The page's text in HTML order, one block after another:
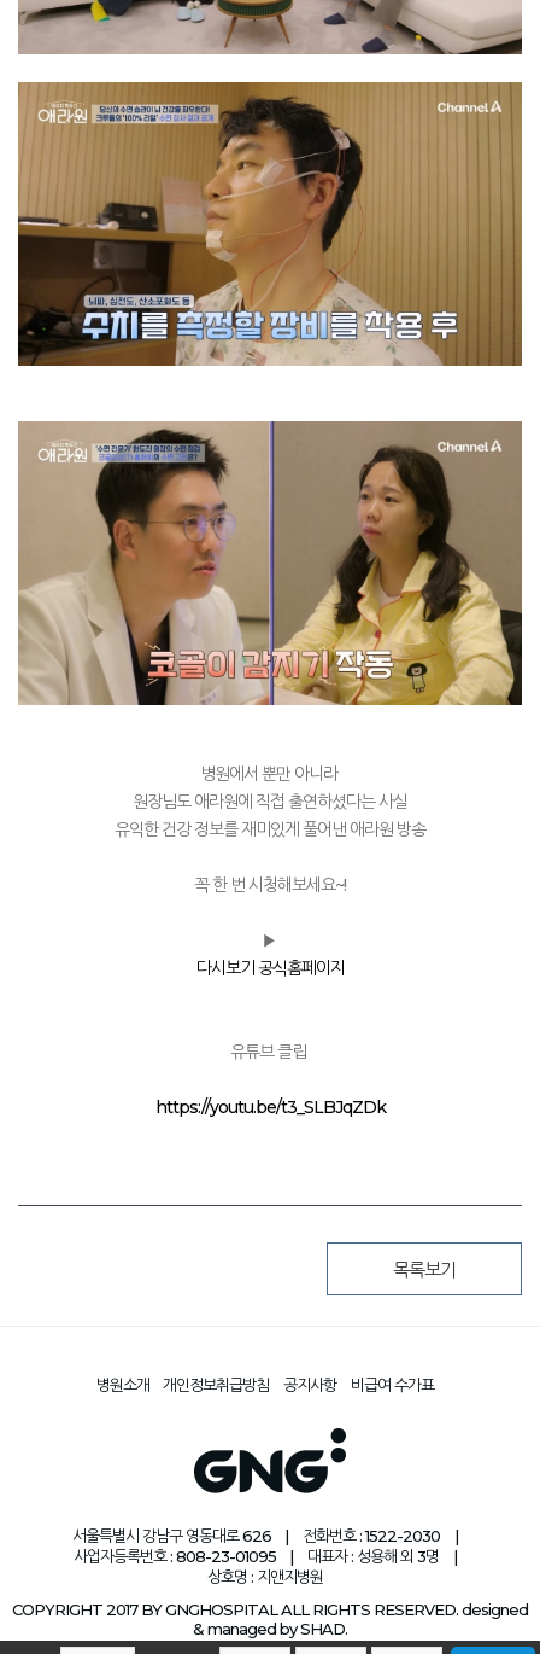
병원에서 뿐만 아니라
원장님도 애라원에 직접 출연하셨다는 사실
유익한 건강 정보를 재미있게 풀어낸 애라원 방송
꼭 한 번 시청해보세요~!
▶
다시보기 공식홈페이지
유튜브 클립​
https://youtu.be/t3_SLBJqZDk
목록보기
병원소개 개인정보취급방침 공지사항 비급여 수가표
서울특별시 강남구 영동대로 626 | 전화번호 : 1522-2030
|
사업자등록번호 : 808-23-01095
| 대표자 : 성용해 외 3명
|
상호명 : 지앤지병원
COPYRIGHT 2017 BY GNGHOSPITAL ALL RIGHTS RESERVED. designed
& managed by SHAD.